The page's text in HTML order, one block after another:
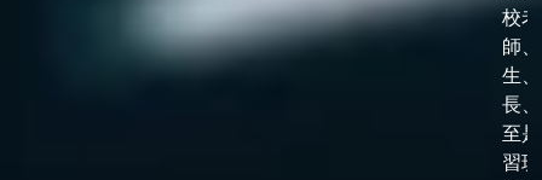
校老
師
生
長
至
習